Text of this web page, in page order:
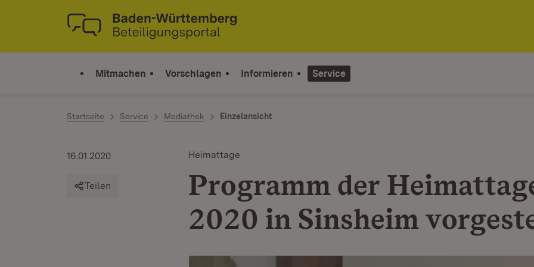
Zum Inhalt springen
Link zur Startseite
Mitmachen Vorschlagen Informieren Service
Startseite Service Mediathek Einzelansicht
Heimattage
Programm der
2020 in Sinsheim
16.01.2020
Teilen